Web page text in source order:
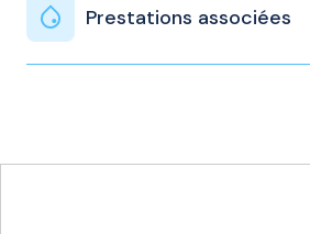
Prestations associées